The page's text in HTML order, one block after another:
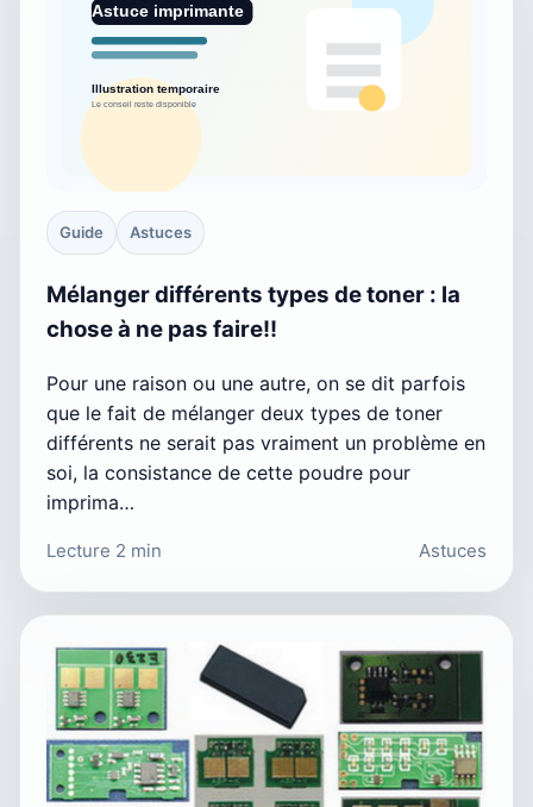
Guide Astuces
Mélanger différents types de toner : la
chose à ne pas faire!!
Pour une raison ou une autre, on se dit parfois
que le fait de mélanger deux types de toner
différents ne serait pas vraiment un problème en
soi, la consistance de cette poudre pour
imprima…
Lecture 2 min Astuces